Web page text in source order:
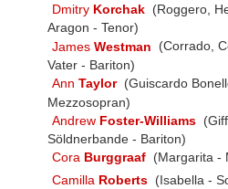
Dmitry Korchak (Roggero,
Aragon - Tenor)
James Westman
(Corrado,
Vater - Bariton)
Ann Taylor (Guiscardo
Mezzosopran)
Andrew Foster-Williams
Söldnerbande - Bariton)
Cora Burggraaf (Margarita -
Camilla Roberts (Isabella -